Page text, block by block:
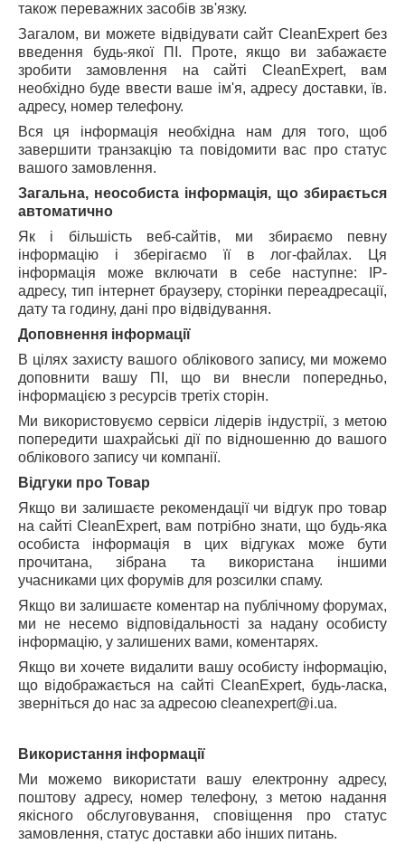
також переважних засобів зв'язку.
Загалом, ви можете відвідувати сайт CleanExpert без
введення будь-якої ПІ. Проте, якщо ви забажаєте
зробити замовлення на сайті CleanExpert, вам
необхідно буде ввести ваше ім'я, адресу доставки, їв.
адресу, номер телефону.
Вся ця інформація необхідна нам для того, щоб
завершити транзакцію та повідомити вас про статус
вашого замовлення.
Загальна, неособиста інформація, що збирається
автоматично
Як і більшість веб-сайтів, ми збираємо певну
інформацію і зберігаємо її в лог-файлах. Ця
інформація може включати в себе наступне: IP-
адресу, тип інтернет браузеру, сторінки переадресації,
дату та годину, дані про відвідування.
Доповнення інформації
В цілях захисту вашого облікового запису, ми можемо
доповнити вашу ПІ, що ви внесли попередньо,
інформацією з ресурсів третіх сторін.
Ми використовуємо сервіси лідерів індустрії, з метою
попередити шахрайські дії по відношенню до вашого
облікового запису чи компанії.
Відгуки про Товар
Якщо ви залишаєте рекомендації чи відгук про товар
на сайті CleanExpert, вам потрібно знати, що будь-яка
особиста інформація в цих відгуках може бути
прочитана, зібрана та використана іншими
учасниками цих форумів для розсилки спаму.
Якщо ви залишаєте коментар на публічному форумах,
ми не несемо відповідальності за надану особисту
інформацію, у залишених вами, коментарях.
Якщо ви хочете видалити вашу особисту інформацію,
що відображається на сайті CleanExpert, будь-ласка,
зверніться до нас за адресою c leanexpert@i.ua.
Використання інформації
Ми можемо використати вашу електронну адресу,
поштову адресу, номер телефону, з метою надання
якісного обслуговування, сповіщення про статус
замовлення, статус доставки або інших питань.